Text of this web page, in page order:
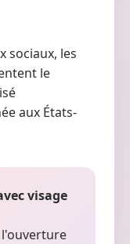
sociaux, les
le
aux États-
visage
l'ouverture